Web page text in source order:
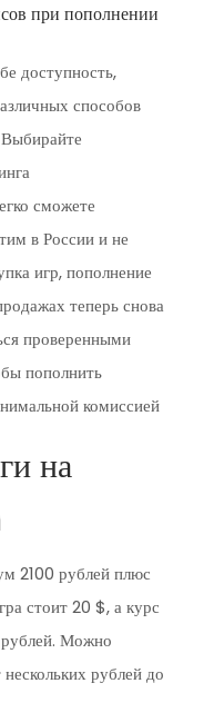
при пополнении
доступность,
способов
сможете
в России и не
игр, пополнение
теперь снова
проверенными
пополнить
комиссией
на
2100 рублей плюс
стоит 20 $, а курс
Можно
рублей до